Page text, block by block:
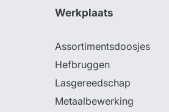
Werkplaats
Assortimentsdoosjes
Hefbruggen
Lasgereedschap
Metaalbewerking